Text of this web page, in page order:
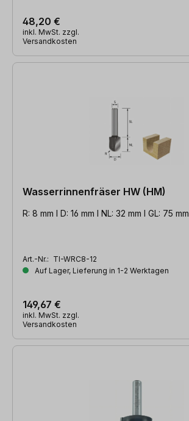
48,20 €
inkl. MwSt. zzgl.
Versandkosten
Wasserrinnenfräser HW (HM)
R: 8 mm l D: 16 mm l NL: 32 mm l GL: 75 mm
Art.-Nr.: TI-WRC8-12
Auf Lager, Lieferung in 1-2 Werktagen
149,67 €
inkl. MwSt. zzgl.
Versandkosten